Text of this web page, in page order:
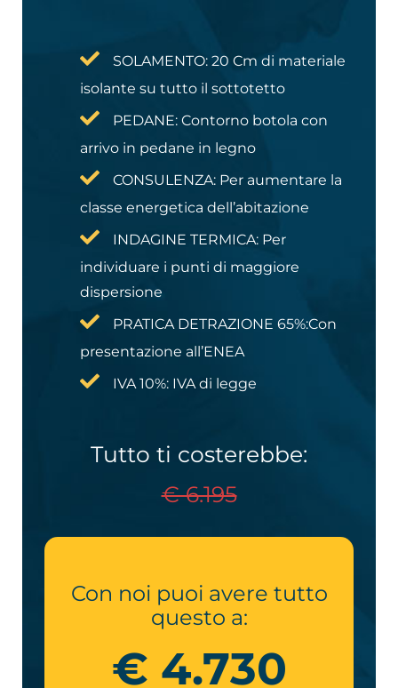
SOLAMENTO: 20 Cm di materiale
isolante su tutto il sottotetto
PEDANE: Contorno botola con
arrivo in pedane in legno
CONSULENZA: Per aumentare la
classe energetica dell’abitazione
INDAGINE TERMICA: Per
individuare i punti di maggiore
dispersione
PRATICA DETRAZIONE 65%:​Con
presentazione all’ENEA
IVA 10%: IVA di legge
Tutto ti costerebbe:
€ 6.195
Con noi puoi avere tutto
questo a:
€ 4.730